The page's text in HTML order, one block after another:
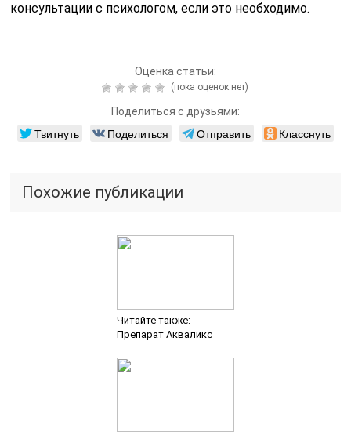
консультации с психологом, если это необходимо.
Оценка статьи:
(пока оценок нет)
Поделиться с друзьями:
Твитнуть Поделиться Отправить Класснуть
Похожие публикации
Читайте также:
Препарат Акваликс